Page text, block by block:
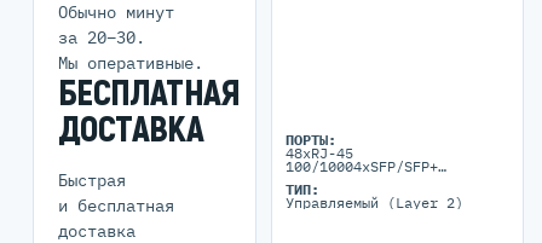
Обычно минут
за 20–30.
Мы оперативные.
БЕСПЛАТНАЯ
ДОСТАВКА
Быстрая
и бесплатная
доставка
ПОРТЫ:
48xRJ-45
100/10004xSFP/SFP+
ТИП:
Управляемый (Layer 2)